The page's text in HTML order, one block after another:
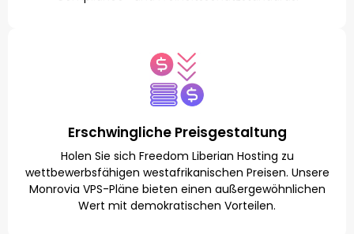
Erschwingliche Preisgestaltung
Holen Sie sich Freedom Liberian Hosting zu
wettbewerbsfähigen westafrikanischen Preisen. Unsere
Monrovia VPS-Pläne bieten einen außergewöhnlichen
Wert mit demokratischen Vorteilen.